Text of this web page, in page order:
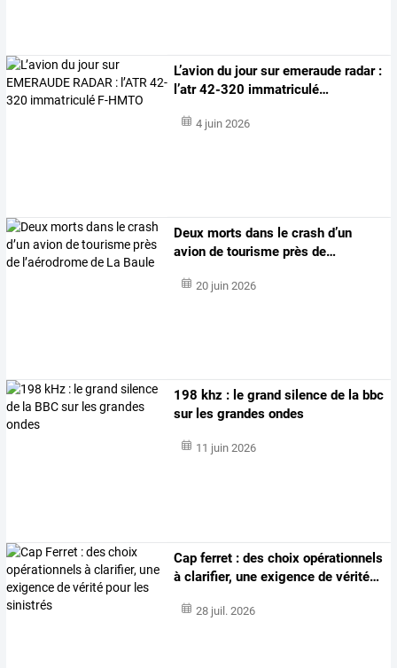
L’avion du joursuremeraude radar:
l’atr42-320 immatriculé…
4 juin 2026
Deux morts dans le crash d’un
avion de tourisme près de…
20 juin 2026
198 khz : le grand silence de la bbc
sur les grandes ondes
11 juin 2026
Cap ferret : des choix opérationnels
à clarifier, une exigence de vérité…
28 juil. 2026